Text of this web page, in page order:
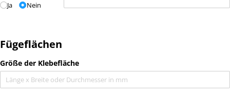
Ja Nein
Fügeflächen
Größe der Klebefläche